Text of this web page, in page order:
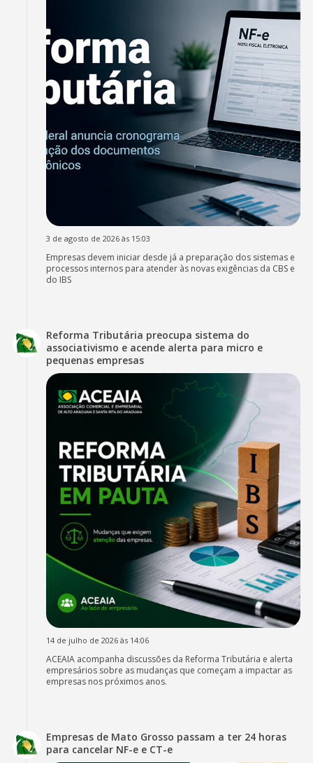
3 de agosto de 2026 às 15:03
Empresas devem iniciar desde já a preparação dos sistemas e
processos internos para atender às novas exigências da CBS e
do IBS
Reforma Tributária preocupa sistema do
associativismo e acende alerta para micro e
pequenas empresas
14 de julho de 2026 às 14:06
ACEAIA acompanha discussões da Reforma Tributária e alerta
empresários sobre as mudanças que começam a impactar as
empresas nos próximos anos.
Empresas de Mato Grosso passam a ter 24 horas
para cancelar NF-e e CT-e